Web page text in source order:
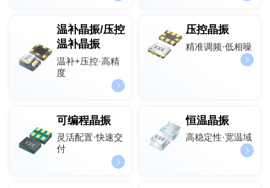
温补晶振/压控
温补晶振
温补+压控·高精
度
压控晶振
精准调频·低相噪
可编程晶振
灵活配置·快速交
付
恒温晶振
高稳定性·宽温域